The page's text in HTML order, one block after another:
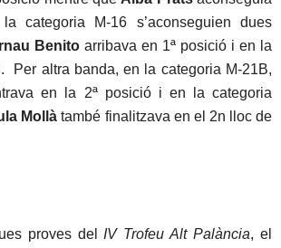
categoria M-16 s’aconseguien dues
Benito arribava en 1ª posició i en la
. Per altra banda, en la categoria M-21B,
en la 2ª posició i en la categoria
Mollà també finalitzava en el 2n lloc de
proves del IV Trofeu Alt Palància, el